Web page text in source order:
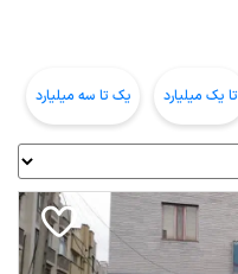
تا یک میلیارد یک تا سه میلیارد